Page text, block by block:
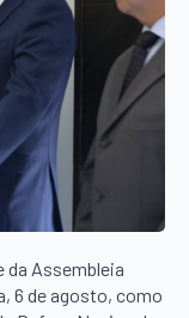
da Assembleia
6 de agosto, como